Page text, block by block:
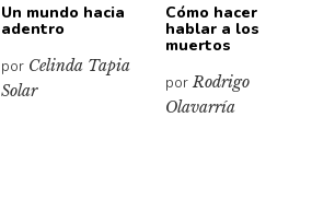
Un mundo hacia
adentro
por Celinda Tapia
Solar
Cómo hacer
hablar a los
muertos
porRodrigo
Olavarría